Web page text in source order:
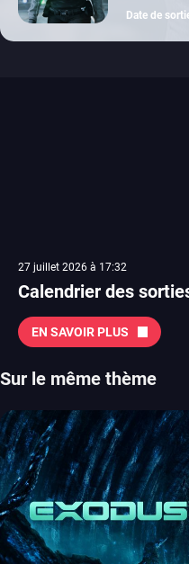
switch
Date de
27 juillet 2026 à 17:32
Calendrier des
EN SAVOIR PLUS
Sur le même thème